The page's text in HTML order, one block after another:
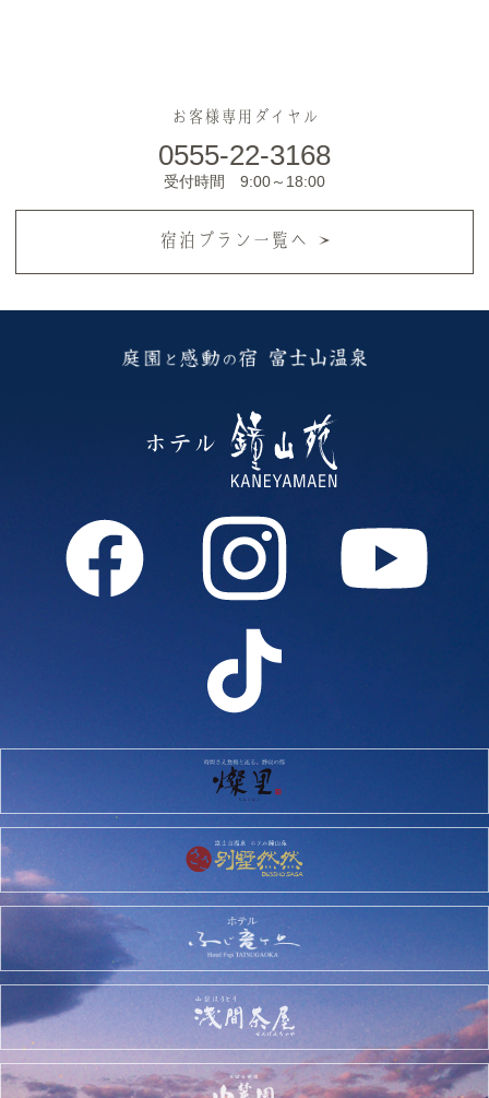
お客様専用ダイヤル
0555-22-3168
受付時間 9:00～18:00
宿泊プラン一覧へ